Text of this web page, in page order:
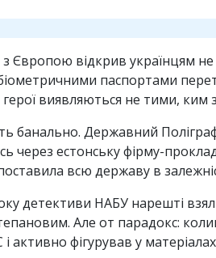
Європою відкрив українцям
біометричними паспортами
герої виявляються не тими,
банально. Державний
через естонську фірму-
всю державу в
детективи НАБУ нарешті
Але от парадокс:
активно фігурував у